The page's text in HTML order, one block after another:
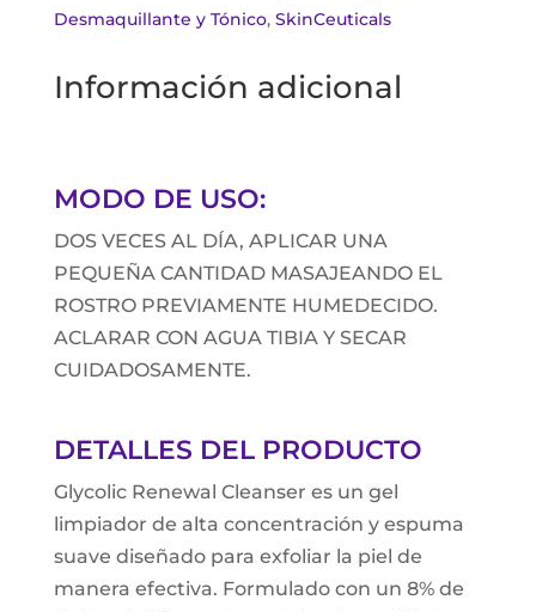
Desmaquillante y Tónico, SkinCeuticals
Información adicional
MODO DE USO:
DOS VECES AL DÍA, APLICAR UNA
PEQUEÑA CANTIDAD MASAJEANDO EL
ROSTRO PREVIAMENTE HUMEDECIDO.
ACLARAR CON AGUA TIBIA Y SECAR
CUIDADOSAMENTE.
DETALLES DEL PRODUCTO
Glycolic Renewal Cleanser es un gel
limpiador de alta concentración y espuma
suave diseñado para exfoliar la piel de
manera efectiva. Formulado con un 8% de